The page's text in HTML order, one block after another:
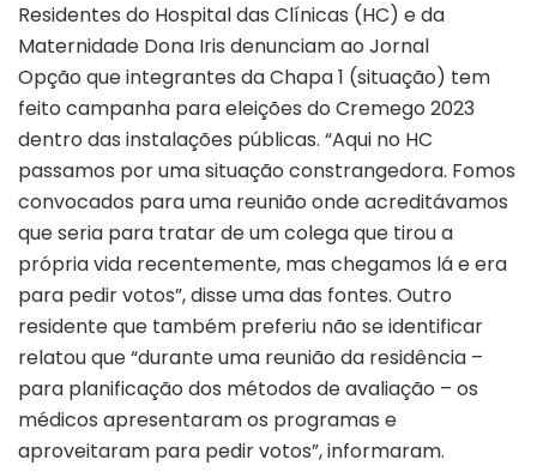
Residentes do Hospital das Clínicas (HC) e da
Maternidade Dona Iris denunciam ao Jornal
Opção que integrantes da Chapa 1 (situação) tem
feito campanha para eleições do Cremego 2023
dentro das instalações públicas. “Aqui no HC
passamos por uma situação constrangedora. Fomos
convocados para uma reunião onde acreditávamos
que seria para tratar de um colega que tirou a
própria vida recentemente, mas chegamos lá e era
para pedir votos”, disse uma das fontes. Outro
residente que também preferiu não se identificar
relatou que “durante uma reunião da residência –
para planificação dos métodos de avaliação – os
médicos apresentaram os programas e
aproveitaram para pedir votos”, informaram.